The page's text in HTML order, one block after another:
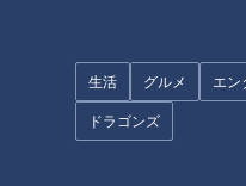
生活 グルメ エン
ドラゴンズ